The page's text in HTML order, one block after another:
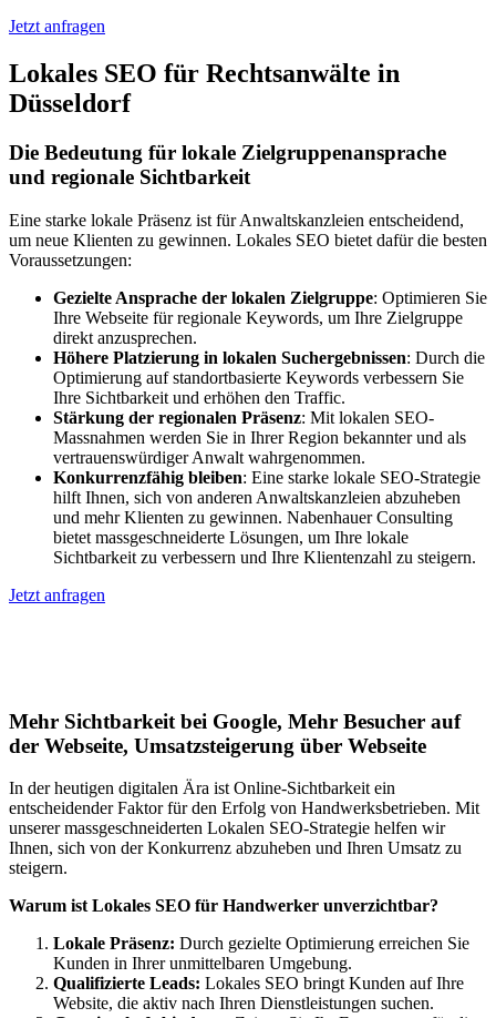
Jetzt anfragen
Lokales SEO für Rechtsanwälte in
Düsseldorf
Die Bedeutung für lokale Zielgruppenansprache
und regionale Sichtbarkeit
Eine starke lokale Präsenz ist für Anwaltskanzleien entscheidend,
um neue Klienten zu gewinnen. Lokales SEO bietet dafür die besten
Voraussetzungen:
Gezielte Ansprache der lokalen Zielgruppe: Optimieren Sie
Ihre Webseite für regionale Keywords, um Ihre Zielgruppe
direkt anzusprechen.
Höhere Platzierung in lokalen Suchergebnissen: Durch die
Optimierung auf standortbasierte Keywords verbessern Sie
Ihre Sichtbarkeit und erhöhen den Traffic.
Stärkung der regionalen Präsenz: Mit lokalen SEO-
Massnahmen werden Sie in Ihrer Region bekannter und als
vertrauenswürdiger Anwalt wahrgenommen.
Konkurrenzfähig bleiben: Eine starke lokale SEO-Strategie
hilft Ihnen, sich von anderen Anwaltskanzleien abzuheben
und mehr Klienten zu gewinnen. Nabenhauer Consulting
bietet massgeschneiderte Lösungen, um Ihre lokale
Sichtbarkeit zu verbessern und Ihre Klientenzahl zu steigern.
Jetzt anfragen
Mehr Sichtbarkeit bei Google, Mehr Besucher auf
der Webseite, Umsatzsteigerung über Webseite
In der heutigen digitalen Ära ist Online-Sichtbarkeit ein
entscheidender Faktor für den Erfolg von Handwerksbetrieben. Mit
unserer massgeschneiderten Lokalen SEO-Strategie helfen wir
Ihnen, sich von der Konkurrenz abzuheben und Ihren Umsatz zu
steigern.
Warum ist Lokales SEO für Handwerker unverzichtbar?
Lokale Präsenz: Durch gezielte Optimierung erreichen Sie
Kunden in Ihrer unmittelbaren Umgebung.
Qualifizierte Leads: Lokales SEO bringt Kunden auf Ihre
Website, die aktiv nach Ihren Dienstleistungen suchen.